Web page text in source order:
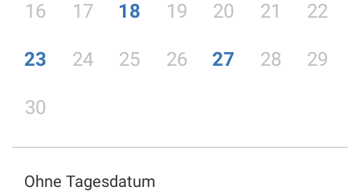
16 17 18 19 20 21 22
23 24 25 26 27 28 29
30
Ohne Tagesdatum